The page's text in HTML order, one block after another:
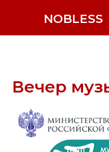
NOBLESS
Вечер